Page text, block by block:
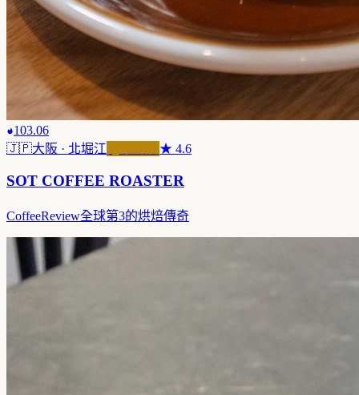
103.06
🇯🇵大阪 · 北堀江 ★ 4.6
SOT COFFEE ROASTER
CoffeeReview全球第3的烘焙傳奇